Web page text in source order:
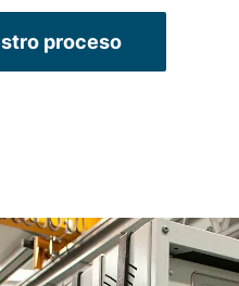
proceso